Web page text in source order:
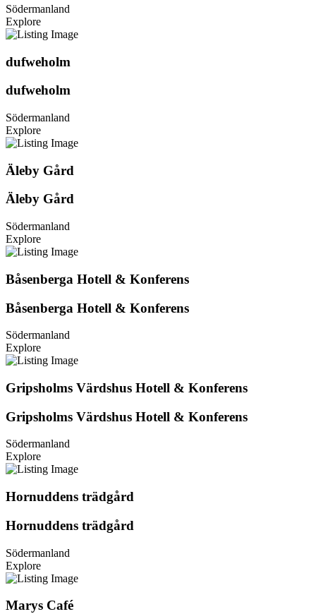
Södermanland
Explore
dufweholm
dufweholm
Södermanland
Explore
Äleby Gård
Äleby Gård
Södermanland
Explore
Båsenberga Hotell & Konferens
Båsenberga Hotell & Konferens
Södermanland
Explore
Gripsholms Värdshus Hotell & Konferens
Gripsholms Värdshus Hotell & Konferens
Södermanland
Explore
Hornuddens trädgård
Hornuddens trädgård
Södermanland
Explore
Marys Café